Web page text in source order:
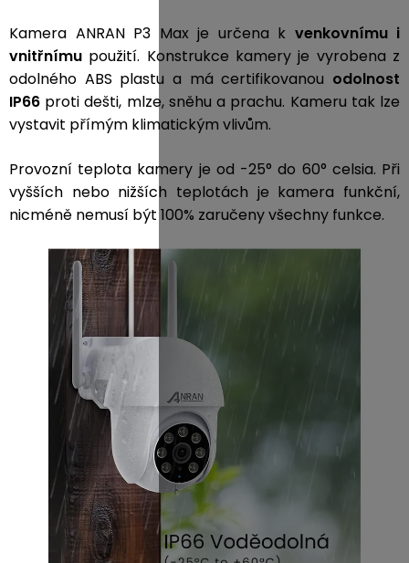
Kamera ANRAN P3 Max je určena k venkovnímu i
vnitřnímu použití. Konstrukce kamery je vyrobena z
odolného ABS plastu a má certifikovanou odolnost
IP66 proti dešti, mlze, sněhu a prachu. Kameru tak lze
vystavit přímým klimatickým vlivům.
Provozní teplota kamery je od -25° do 60° celsia. Při
vyšších nebo nižších teplotách je kamera funkční,
nicméně nemusí být 100% zaručeny všechny funkce.